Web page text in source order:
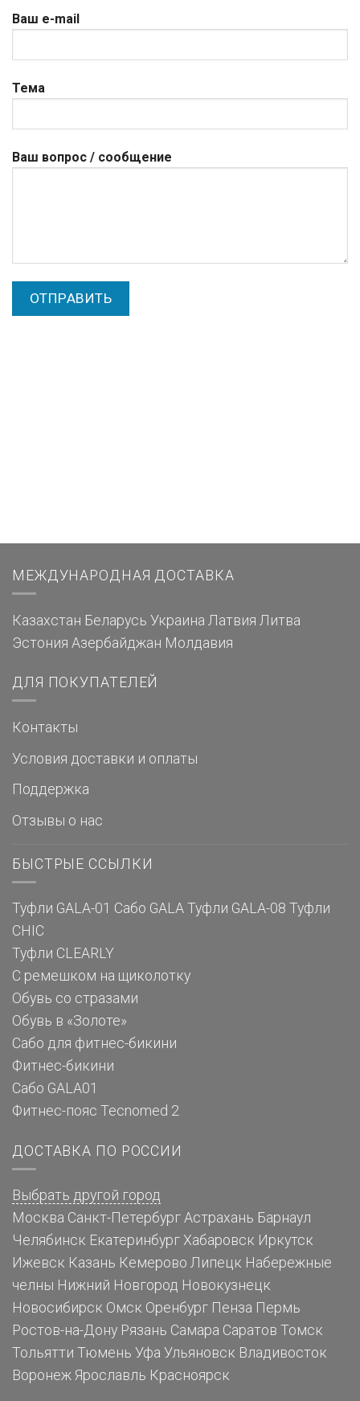
Ваш e-mail
Тема
Ваш вопрос / сообщение
МЕЖДУНАРОДНАЯ ДОСТАВКА
Казахстан Беларусь Украина Латвия Литва
Эстония Азербайджан Молдавия
ДЛЯ ПОКУПАТЕЛЕЙ
Контакты
Условия доставки и оплаты
Поддержка
Отзывы о нас
БЫСТРЫЕ ССЫЛКИ
Туфли GALA-01 Сабо GALA Туфли GALA-08 Туфли
CHIC
Туфли CLEARLY
С ремешком на щиколотку
Обувь со стразами
Обувь в «Золоте»
Сабо для фитнес-бикини
Фитнес-бикини
Сабо GALA01
Фитнес-пояс Tecnomed 2
ДОСТАВКА ПО РОССИИ
Выбрать другой город
Москва Санкт-Петербург Астрахань Барнаул
Челябинск Екатеринбург Хабаровск Иркутск
Ижевск Казань Кемерово Липецк Набережные
челны Нижний Новгород Новокузнецк
Новосибирск Омск Оренбург Пенза Пермь
Ростов-на-Дону Рязань Самара Саратов Томск
Тольятти Тюмень Уфа Ульяновск Владивосток
Воронеж Ярославль Красноярск